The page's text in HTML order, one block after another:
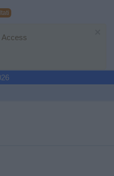
Access